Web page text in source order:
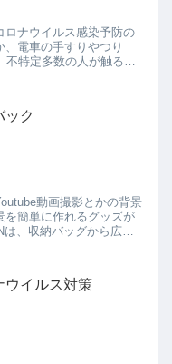
ロナウイルス感染予防の
電車の手すりやつり
不特定多数の人が触るこ
ック
動画撮影とかの背景
を簡単に作れるグッズが
ウイルス対策